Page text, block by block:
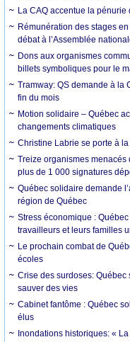
La CAQ accentue la pénurie
Rémunération des stages
débat à l’Assemblée
Dons aux organismes
billets symboliques pour le
Tramway: QS demande à la
fin du mois
Motion solidaire – Québec
changements climatiques
Christine Labrie se porte à
Treize organismes menacés
plus de 1 000 signatures
Québec solidaire demande
région de Québec
Stress économique :
travailleurs et leurs familles
Le prochain combat de
écoles
Crise des surdoses:
sauver des vies
Cabinet fantôme : Québec
élus
Inondations historiques: «